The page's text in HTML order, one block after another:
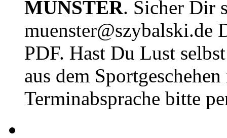
MÜNSTER. Sicher Dir
muenster@szybalski.de
PDF. Hast Du Lust
aus dem
Terminabsprache bitte